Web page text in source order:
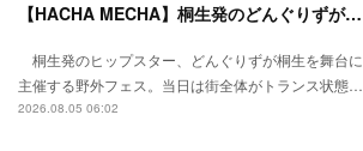
【HACHA MECHA】桐生発のどんぐりずが桐生をハチャメチャに彩る。
桐生発のヒップスター、どんぐりずが桐生を舞台に
主催する野外フェス。当日は街全体がトランス状態…
2026.08.05 06:02